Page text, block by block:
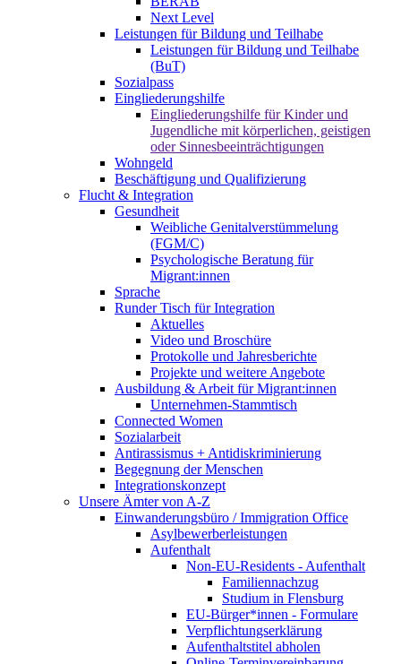
Next Level
Leistungen für Bildung und Teilhabe
Leistungen für Bildung und Teilhabe
(BuT)
Sozialpass
Eingliederungshilfe
Eingliederungshilfe für Kinder und
Jugendliche mit körperlichen, geistigen
oder Sinnesbeeinträchtigungen
Wohngeld
Beschäftigung und Qualifizierung
Flucht & Integration
Gesundheit
Weibliche Genitalverstümmelung
(FGM/C)
Psychologische Beratung für
Migrant:innen
Sprache
Runder Tisch für Integration
Aktuelles
Video und Broschüre
Protokolle und Jahresberichte
Projekte und weitere Angebote
Ausbildung & Arbeit für Migrant:innen
Unternehmen-Stammtisch
Connected Women
Sozialarbeit
Antirassismus + Antidiskriminierung
Begegnung der Menschen
Integrationskonzept
Unsere Ämter von A-Z
Einwanderungsbüro / Immigration Office
Asylbewerberleistungen
Aufenthalt
Non-EU-Residents - Aufenthalt
Familiennachzug
Studium in Flensburg
EU-Bürger*innen - Formulare
Verpflichtungserklärung
Aufenthaltstitel abholen